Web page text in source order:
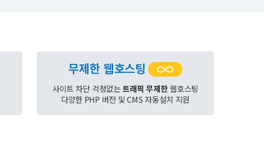
무제한 웹호스팅
사이트 차단 걱정없는트래픽 무제한 웹호스팅
다양한 PHP 버전 및 CMS 자동설치 지원